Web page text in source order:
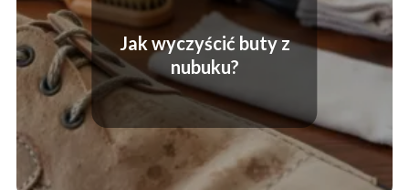
Jak wyczyścić buty z
nubuku?